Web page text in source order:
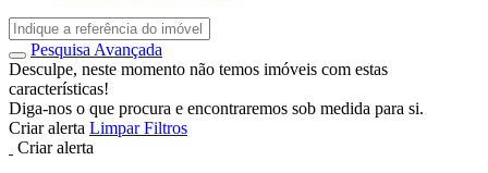
Pesquisa Avançada
Desculpe, neste momento não temos imóveis com estas
características!
Diga-nos o que procura e encontraremos sob medida para si.
Criar alerta Limpar Filtros
Criar alerta